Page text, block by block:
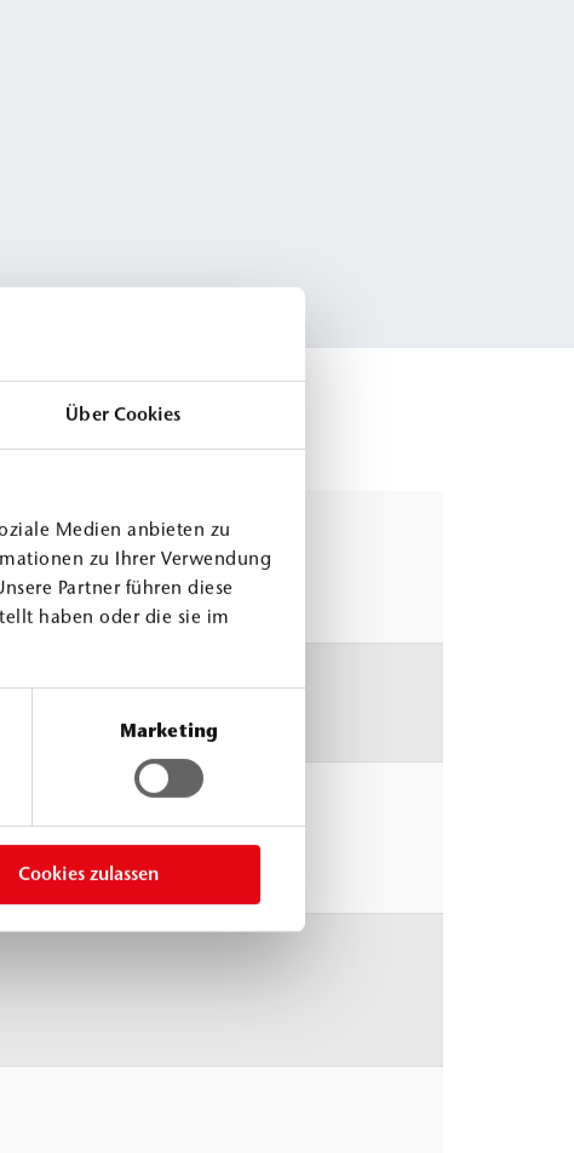
Über Cookies
Medien anbieten zu
zu Ihrer Verwendung
Partner führen diese
haben oder die sie im
Marketing
Cookies zulassen